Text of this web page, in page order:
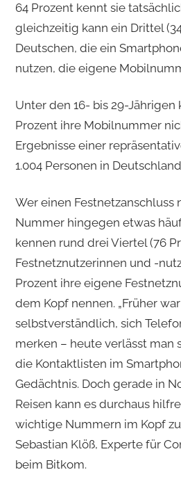
64 Prozent kennt sie
gleichzeitig kann ein Drittel
Deutschen, die ein
nutzen, die eigene
Unter den 16- bis 29-Jährigen
Prozent ihre Mobilnummer
Ergebnisse einer
1.004 Personen in
Wer einen Festnetzanschluss
Nummer hingegen etwas
kennen rund drei Viertel (76
Festnetznutzerinnen und -
Prozent ihre eigene
dem Kopf nennen. „Früher
selbstverständlich, sich
merken – heute verlässt man
die Kontaktlisten im
Gedächtnis. Doch gerade in
Reisen kann es durchaus
wichtige Nummern im Kopf zu
Sebastian Klöß, Experte für
beim Bitkom.